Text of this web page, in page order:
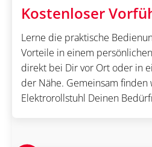
Kostenloser
Lerne die praktische
Vorteile in einem
direkt bei Dir vor Ort oder in
der Nähe. Gemeinsam
Elektrorollstuhl Deinen